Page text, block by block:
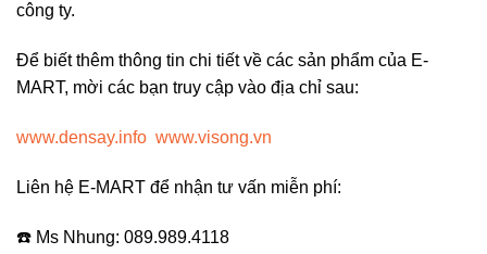
công ty.
Để biết thêm thông tin chi tiết về các sản phẩm của E-
MART, mời các bạn truy cập vào địa chỉ sau:
www.densay.info www.visong.vn
Liên hệ E-MART để nhận tư vấn miễn phí:
☎️ Ms Nhung: 089.989.4118